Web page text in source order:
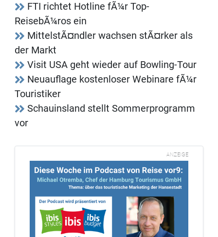
FTI richtet Hotline fÃ¼r Top-
ReisebÃ¼ros ein
MittelstÃ¤ndler wachsen stÃ¤rker als
der Markt
Visit USA geht wieder auf Bowling-Tour
Neuauflage kostenloser Webinare fÃ¼r
Touristiker
Schauinsland stellt Sommerprogramm
vor
ANZEIGE